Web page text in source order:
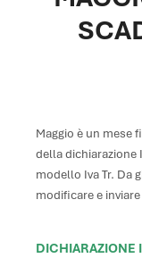
Maggio è un mese
della dichiarazione
modello Iva Tr. Da
modificare e
DICHIARAZIONE